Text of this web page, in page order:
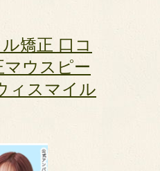
矯正 口コ
マウスピー
ィスマイル